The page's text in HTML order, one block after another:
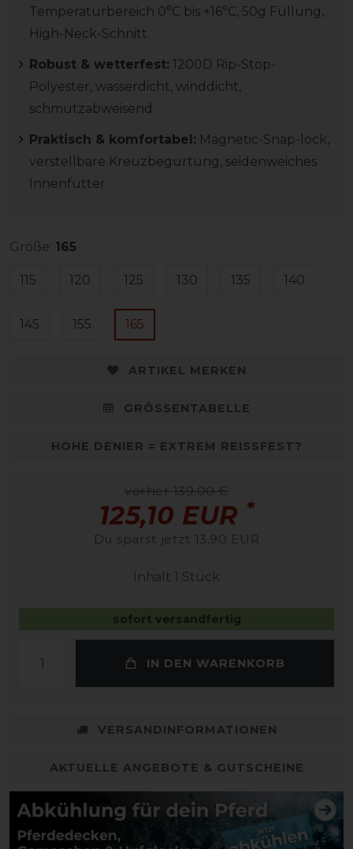
Temperaturbereich 0°C bis +16°C, 50g Füllung,
High-Neck-Schnitt.
Robust & wetterfest: 1200D Rip-Stop-
Polyester, wasserdicht, winddicht,
schmutzabweisend.
Praktisch & komfortabel: Magnetic-Snap-lock,
verstellbare Kreuzbegurtung, seidenweiches
Innenfutter.
Größe: 165
115 120 125 130 135 140
145 155 165
ARTIKEL MERKEN
GRÖSSENTABELLE
HOHE DENIER = EXTREM REISSFEST?
vorher 139,00 €
125,10 EUR *
Du sparst jetzt 13,90 EUR
Inhalt 1 Stück
sofort versandfertig
IN DEN WARENKORB
VERSANDINFORMATIONEN
AKTUELLE ANGEBOTE & GUTSCHEINE